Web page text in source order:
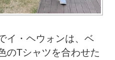
イ・ヘウォンは、ベ
のTシャツを合わせた